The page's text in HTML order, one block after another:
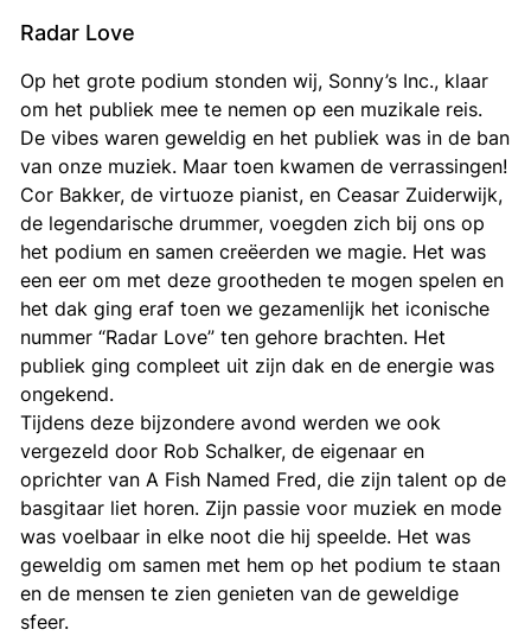
Radar Love
Op het grote podium stonden wij, Sonny’s Inc., klaar
om het publiek mee te nemen op een muzikale reis.
De vibes waren geweldig en het publiek was in de ban
van onze muziek. Maar toen kwamen de verrassingen!
Cor Bakker, de virtuoze pianist, en Ceasar Zuiderwijk,
de legendarische drummer, voegden zich bij ons op
het podium en samen creëerden we magie. Het was
een eer om met deze grootheden te mogen spelen en
het dak ging eraf toen we gezamenlijk het iconische
nummer “Radar Love” ten gehore brachten. Het
publiek ging compleet uit zijn dak en de energie was
ongekend.
Tijdens deze bijzondere avond werden we ook
vergezeld door Rob Schalker, de eigenaar en
oprichter van A Fish Named Fred, die zijn talent op de
basgitaar liet horen. Zijn passie voor muziek en mode
was voelbaar in elke noot die hij speelde. Het was
geweldig om samen met hem op het podium te staan
en de mensen te zien genieten van de geweldige
sfeer.